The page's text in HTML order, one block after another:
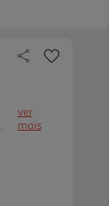
ver
mais